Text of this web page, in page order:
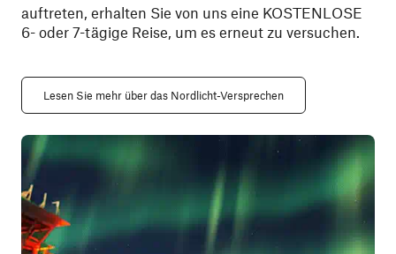
auftreten, erhalten Sie von uns eine KOSTENLOSE
6- oder 7-tägige Reise, um es erneut zu versuchen.
Lesen Sie mehr über das Nordlicht-Versprechen